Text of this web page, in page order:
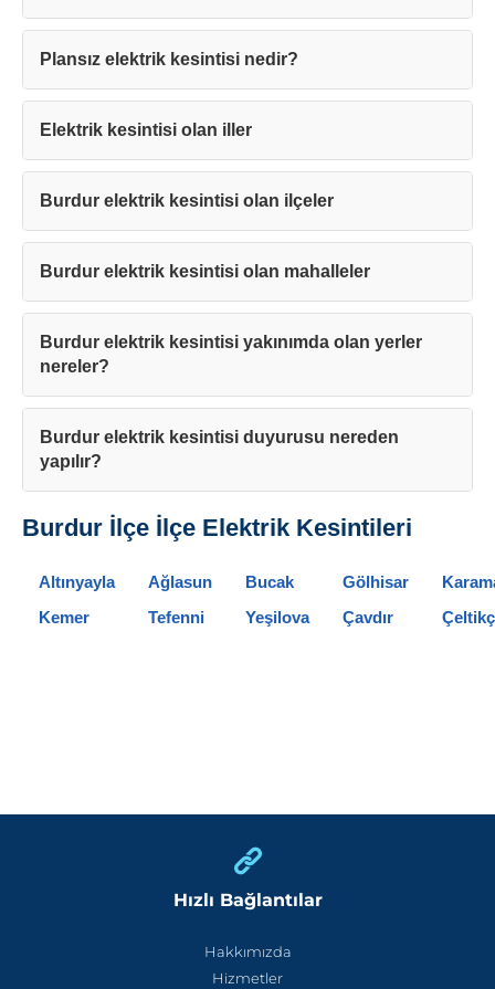
Plansız elektrik kesintisi nedir?
Elektrik kesintisi olan iller
Burdur elektrik kesintisi olan ilçeler
Burdur elektrik kesintisi olan mahalleler
Burdur elektrik kesintisi yakınımda olan yerler
nereler?
Burdur elektrik kesintisi duyurusu nereden
yapılır?
Burdur İlçe İlçe Elektrik Kesintileri
Altınyayla Ağlasun Bucak Gölhisar
Kemer
Tefenni Yeşilova Çavdır
Hızlı Bağlantılar
Hakkımızda
Hizmetler
Teşekkürler!
Mesajınız başarıyla ulaştırıldı. En kısa sürede
sizinle iletişime geçilecektir.
Kapat